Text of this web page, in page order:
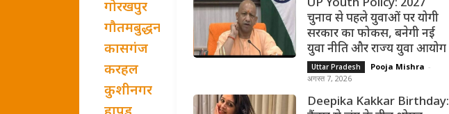
गोरखपुर
गौतमबुद्धनगर
कासगंज
करहल
कुशीनगर
UP Youth Policy: 2027
चुनाव से पहले युवाओं पर योगी
सरकार का फोकस, बनेगी नई
युवा नीति और राज्य युवा आयोग
Uttar Pradesh Pooja Mishra -
अगस्त 7, 2026
Deepika Kakkar Birthday: